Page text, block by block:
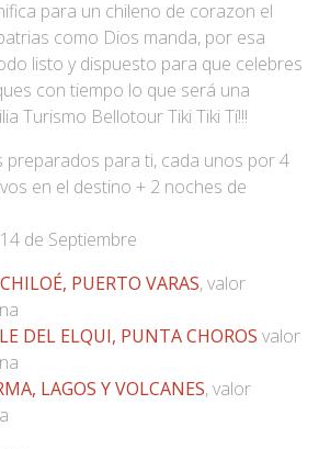
para un chileno de corazon el
como Dios manda, por esa
listo y dispuesto para que celebres
con tiempo lo que será una
Turismo Bellotour Tiki Tiki Tí!!!
preparados para ti, cada unos por 4
en el destino + 2 noches de
de Septiembre
PUERTO VARAS, valor
DEL ELQUI, PUNTA CHOROS valor
LAGOS Y VOLCANES, valor